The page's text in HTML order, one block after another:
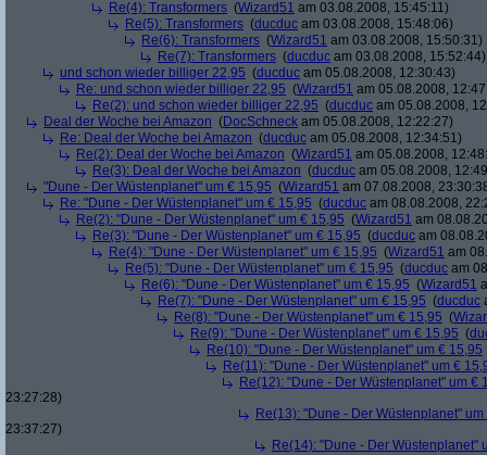
Re(4): Transformers (Wizard51 am 03.08.2008, 15:45:11)
Re(5): Transformers (ducduc am 03.08.2008, 15:48:06)
Re(6): Transformers (Wizard51 am 03.08.2008, 15:50:31)
Re(7): Transformers (ducduc am 03.08.2008, 15:52:44)
und schon wieder billiger 22,95 (ducduc am 05.08.2008, 12:30:43)
Re: und schon wieder billiger 22,95 (Wizard51 am 05.08.2008,
Re(2): und schon wieder billiger 22,95 (ducduc am 05.08.2008,
Deal der Woche bei Amazon (DocSchneck am 05.08.2008, 12:22:27)
Re: Deal der Woche bei Amazon (ducduc am 05.08.2008, 12:34:51)
Re(2): Deal der Woche bei Amazon (Wizard51 am 05.08.2008,
Re(3): Deal der Woche bei Amazon (ducduc am 05.08.2008,
"Dune - Der Wüstenplanet" um € 15,95 (Wizard51 am 07.08.2008,
Re: "Dune - Der Wüstenplanet" um € 15,95 (ducduc am 08.08.2008,
Re(2): "Dune - Der Wüstenplanet" um € 15,95 (Wizard51 am
Re(3): "Dune - Der Wüstenplanet" um € 15,95 (ducduc am
Re(4): "Dune - Der Wüstenplanet" um € 15,95 (Wizard51 am
Re(5): "Dune - Der Wüstenplanet" um € 15,95 (ducduc am
Re(6): "Dune - Der Wüstenplanet" um € 15,95 (Wizard51
Re(7): "Dune - Der Wüstenplanet" um € 15,95 (ducduc
Re(8): "Dune - Der Wüstenplanet" um € 15,95 (
Re(9): "Dune - Der Wüstenplanet" um € 15,95 (
Re(10): "Dune - Der Wüstenplanet" um € 15,95
Re(11): "Dune - Der Wüstenplanet" um €
Re(12): "Dune - Der Wüstenplanet" um €
23:27:28)
Re(13): "Dune - Der Wüstenplanet"
23:37:27)
Re(14): "Dune - Der Wüstenplanet"